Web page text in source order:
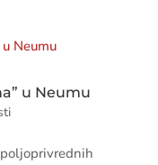
u Neumu